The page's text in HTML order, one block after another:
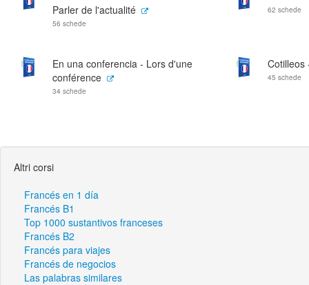
Parler de l'actualité
56 schede
62 schede
En una conferencia - Lors d'une
conférence
34 schede
Cotilleos
45 schede
Altri corsi
Francés en 1 día
Francés B1
Top 1000 sustantivos franceses
Francés B2
Francés para viajes
Francés de negocios
Las palabras similares